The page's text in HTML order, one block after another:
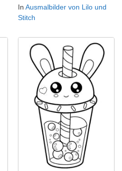
In Ausmalbilder von Lilo und
Stitch